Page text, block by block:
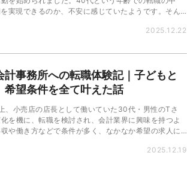
実現できるのか、不安に感じていたようです。そん
2025.12.22
計事務所への転職体験記｜子どもと
希望条件を全て叶えた話
、小売店の店長として働いていた30代・男性のTさ
を機に、転職を検討され、会計業界に興味を持つよ
や働き方などで条件が多く、なかなか希望の求人に
2025.12.19